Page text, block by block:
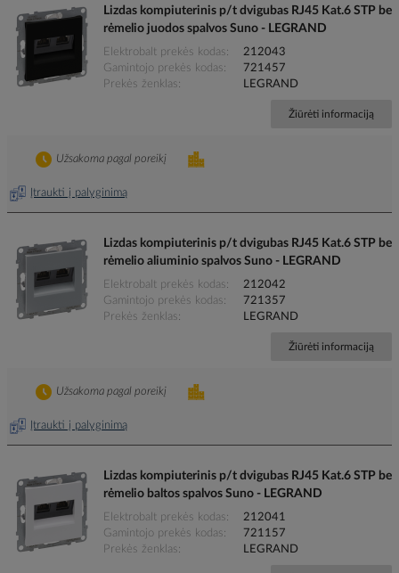
Lizdas kompiuterinis p/t dvigubas RJ45 Kat.6 STP be
rėmelio juodos spalvos Suno - LEGRAND
Elektrobalt prekės kodas
212043
Gamintojo prekės kodas
721457
Prekės ženklas
LEGRAND
Žiūrėti informaciją
Įtraukti į palyginimą
Užsakoma pagal poreikį
Lizdas kompiuterinis p/t dvigubas RJ45 Kat.6 STP be
rėmelio aliuminio spalvos Suno - LEGRAND
Elektrobalt prekės kodas
212042
Gamintojo prekės kodas
721357
Prekės ženklas
LEGRAND
Žiūrėti informaciją
Įtraukti į palyginimą
Užsakoma pagal poreikį
Lizdas kompiuterinis p/t dvigubas RJ45 Kat.6 STP be
rėmelio baltos spalvos Suno - LEGRAND
Elektrobalt prekės kodas
212041
Gamintojo prekės kodas
721157
Prekės ženklas
LEGRAND